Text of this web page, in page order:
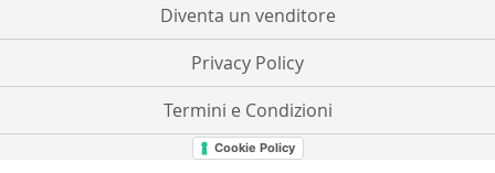
Diventa un venditore
Privacy Policy
Termini e Condizioni
Cookie Policy